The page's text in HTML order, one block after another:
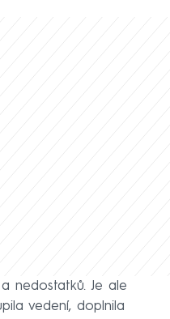
nedostatků. Je ale
vedení, doplnila